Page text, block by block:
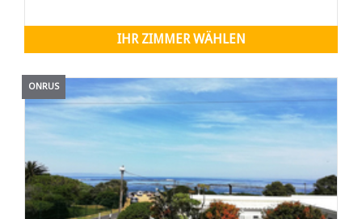
IHR ZIMMER WÄHLEN
ONRUS